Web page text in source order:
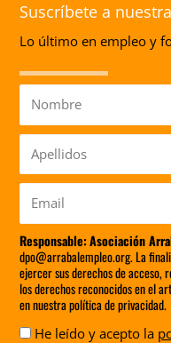
Suscríbete a
Lo último en empleo y
Nombre
Apellidos
Email
Responsable: Asociación
dpo@arrabalempleo.org. La
ejercer sus derechos de acceso,
los derechos reconocidos en el
en nuestra política de privacidad.
Aceptación
He leído y acepto la